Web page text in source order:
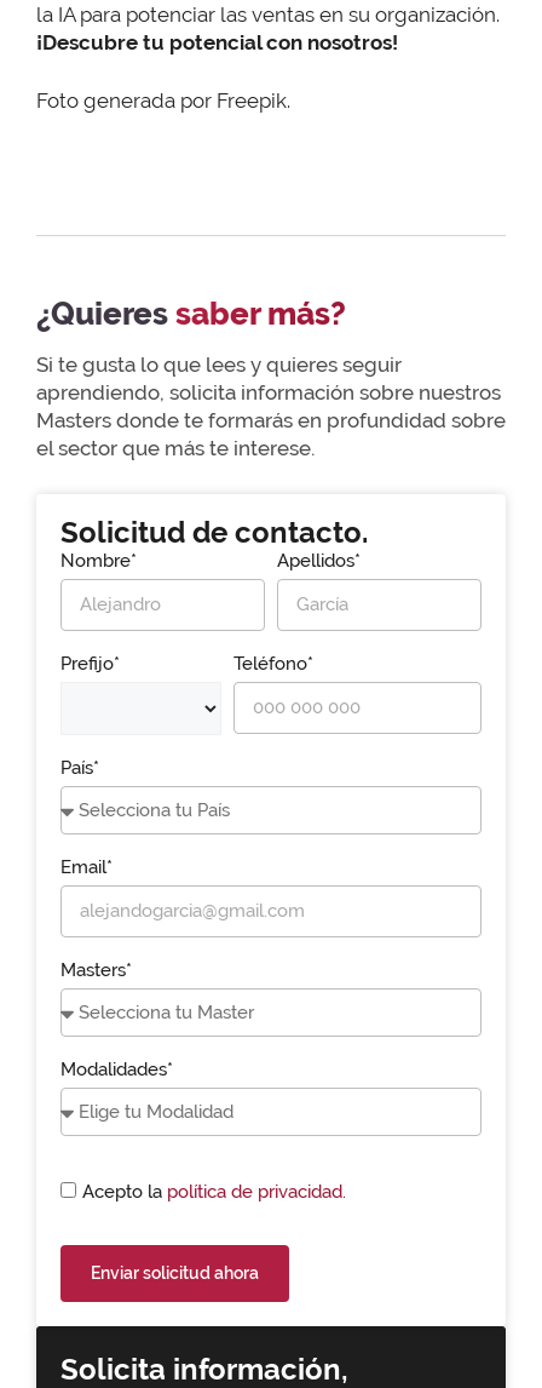
la IA para potenciar las ventas en su organización.
¡Descubre tu potencial con nosotros!
Foto generada por Freepik.
¿Quieressaber más?
Si te gusta lo que lees y quieres seguir
aprendiendo, solicita información sobre nuestros
Masters donde te formarás en profundidad sobre
el sector que más te interese.
Solicita información,
Solicitud de contacto.
Nombre* Apellidos*
Prefijo* Teléfono*
País*
Email*
Masters*
Modalidades*
Acepto la política de privacidad.
Enviar solicitud ahora